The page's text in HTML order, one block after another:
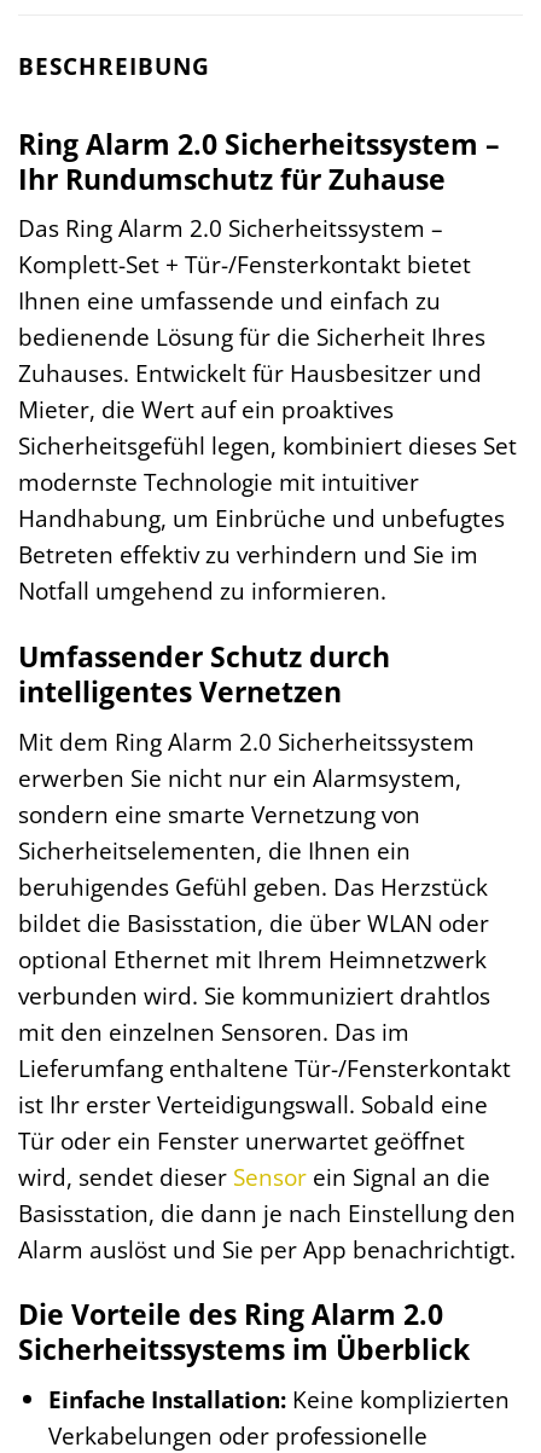
BESCHREIBUNG
Ring Alarm 2.0 Sicherheitssystem –
Ihr Rundumschutz für Zuhause
Das Ring Alarm 2.0 Sicherheitssystem –
Komplett-Set + Tür-/Fensterkontakt bietet
Ihnen eine umfassende und einfach zu
bedienende Lösung für die Sicherheit Ihres
Zuhauses. Entwickelt für Hausbesitzer und
Mieter, die Wert auf ein proaktives
Sicherheitsgefühl legen, kombiniert dieses Set
modernste Technologie mit intuitiver
Handhabung, um Einbrüche und unbefugtes
Betreten effektiv zu verhindern und Sie im
Notfall umgehend zu informieren.
Umfassender Schutz durch
intelligentes Vernetzen
Mit dem Ring Alarm 2.0 Sicherheitssystem
erwerben Sie nicht nur ein Alarmsystem,
sondern eine smarte Vernetzung von
Sicherheitselementen, die Ihnen ein
beruhigendes Gefühl geben. Das Herzstück
bildet die Basisstation, die über WLAN oder
optional Ethernet mit Ihrem Heimnetzwerk
verbunden wird. Sie kommuniziert drahtlos
mit den einzelnen Sensoren. Das im
Lieferumfang enthaltene Tür-/Fensterkontakt
ist Ihr erster Verteidigungswall. Sobald eine
Tür oder ein Fenster unerwartet geöffnet
wird, sendet dieser Sensor ein Signal an die
Basisstation, die dann je nach Einstellung den
Alarm auslöst und Sie per App benachrichtigt.
Die Vorteile des Ring Alarm 2.0
Sicherheitssystems im Überblick
Einfache Installation:Keine komplizierten
Verkabelungen oder professionelle